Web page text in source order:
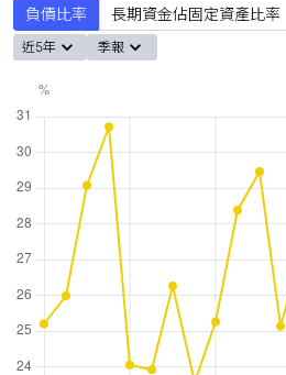
負債比率 長期資金佔固定資產比率
近5年 季報